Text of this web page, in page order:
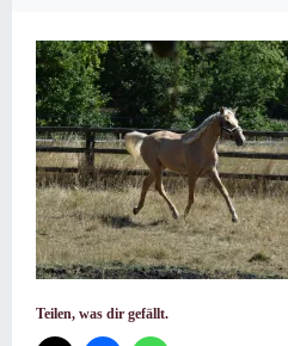
Teilen, was dir gefällt.